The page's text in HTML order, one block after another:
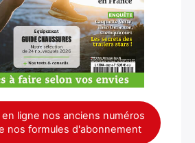
ligne nos anciens numéros
nos formules d'abonnement